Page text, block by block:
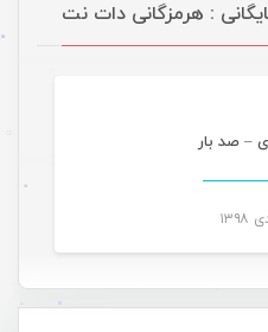
: هرمزگانی دات نت
– صد بار